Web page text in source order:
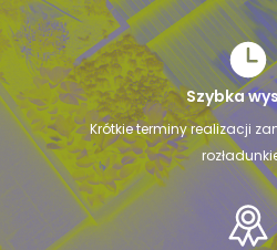
Szybka
Krótkie terminy realizacji